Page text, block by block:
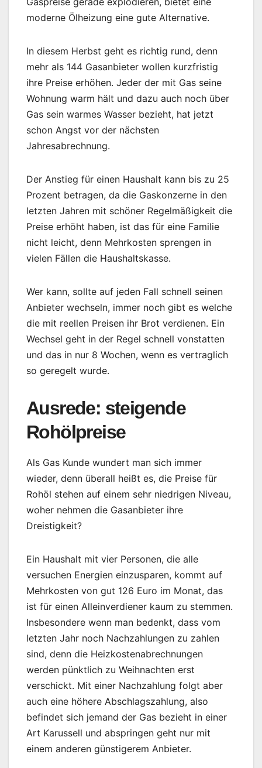
moderne Ölheizung eine gute Alternative.
In diesem Herbst geht es richtig rund, denn
mehr als 144 Gasanbieter wollen kurzfristig
ihre Preise erhöhen. Jeder der mit Gas seine
Wohnung warm hält und dazu auch noch über
Gas sein warmes Wasser bezieht, hat jetzt
schon Angst vor der nächsten
Jahresabrechnung.
Der Anstieg für einen Haushalt kann bis zu 25
Prozent betragen, da die Gaskonzerne in den
letzten Jahren mit schöner Regelmäßigkeit die
Preise erhöht haben, ist das für eine Familie
nicht leicht, denn Mehrkosten sprengen in
vielen Fällen die Haushaltskasse.
Wer kann, sollte auf jeden Fall schnell seinen
Anbieter wechseln, immer noch gibt es welche
die mit reellen Preisen ihr Brot verdienen. Ein
Wechsel geht in der Regel schnell vonstatten
und das in nur 8 Wochen, wenn es vertraglich
so geregelt wurde.
Ausrede: steigende
Rohölpreise
Als Gas Kunde wundert man sich immer
wieder, denn überall heißt es, die Preise für
Rohöl stehen auf einem sehr niedrigen Niveau,
woher nehmen die Gasanbieter ihre
Dreistigkeit?
Ein Haushalt mit vier Personen, die alle
versuchen Energien einzusparen, kommt auf
Mehrkosten von gut 126 Euro im Monat, das
ist für einen Alleinverdiener kaum zu stemmen.
Insbesondere wenn man bedenkt, dass vom
letzten Jahr noch Nachzahlungen zu zahlen
sind, denn die Heizkostenabrechnungen
werden pünktlich zu Weihnachten erst
verschickt. Mit einer Nachzahlung folgt aber
auch eine höhere Abschlagszahlung, also
befindet sich jemand der Gas bezieht in einer
Art Karussell und abspringen geht nur mit
einem anderen günstigerem Anbieter.